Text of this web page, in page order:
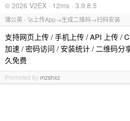
© 2026 V2EX · 12ms · 3.9.8.5
蒲公英 - 🚀上传App→生成二维码→扫码安装
支持网页上传 / 手机上传 / API 上传 /
加速 / 密码访问 / 安装统计 / 二维码分
久免费
Promoted by mzshxz